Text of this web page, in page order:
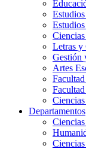
Letras y
Gestión
Artes
Departamentos